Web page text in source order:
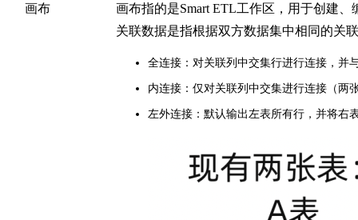
画布
画布指的是Smart ETL工作区，用于创建
关联数据是指根据双方数据集中相同的关
全连接：对关联列中交集行进行连接，并
内连接：仅对关联列中交集进行连接（两
左外连接：默认输出左表所有行，并将右